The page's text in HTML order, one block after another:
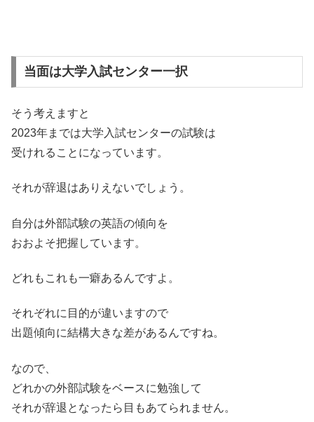
当面は大学入試センター一択
そう考えますと
2023年までは大学入試センターの試験は
受けれることになっています。
それが辞退はありえないでしょう。
自分は外部試験の英語の傾向を
おおよそ把握しています。
どれもこれも一癖あるんですよ。
それぞれに目的が違いますので
出題傾向に結構大きな差があるんですね。
なので、
どれかの外部試験をベースに勉強して
それが辞退となったら目もあてられません。